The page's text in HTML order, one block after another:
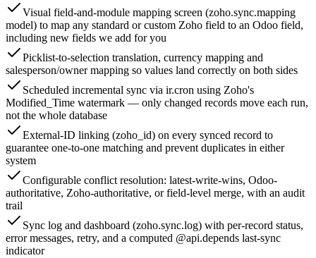
Visual field-and-module mapping screen (zoho.sync.mapping
model) to map any standard or custom Zoho field to an Odoo field,
including new fields we add for you
Picklist-to-selection translation, currency mapping and
salesperson/owner mapping so values land correctly on both sides
Scheduled incremental sync via ir.cron using Zoho's
Modified_Time watermark — only changed records move each run,
not the whole database
External-ID linking (zoho_id) on every synced record to
guarantee one-to-one matching and prevent duplicates in either
system
Configurable conflict resolution: latest-write-wins, Odoo-
authoritative, Zoho-authoritative, or field-level merge, with an audit
trail
Sync log and dashboard (zoho.sync.log) with per-record status,
error messages, retry, and a computed @api.depends last-sync
indicator